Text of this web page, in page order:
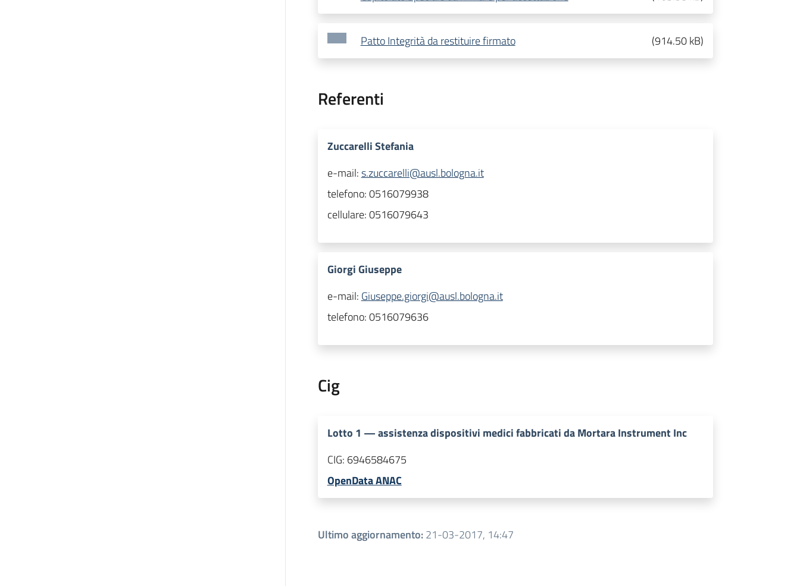
Patto Integrità da restituire firmato (914.50 kB)
Referenti
Zuccarelli Stefania
e-mail:s.zuccarelli@ausl.bologna.it
telefono:0516079938
cellulare:0516079643
Giorgi Giuseppe
e-mail: Giuseppe.giorgi@ausl.bologna.it
telefono:0516079636
Cig
Lotto 1 —assistenza dispositivi medici fabbricati da Mortara Instrument Inc
CIG: 6946584675
OpenData ANAC
Ultimo aggiornamento:21-03-2017, 14:47